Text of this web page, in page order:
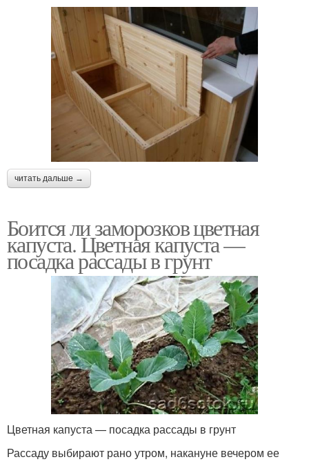
читать дальше →
Боится ли заморозков цветная
капуста. Цветная капуста —
посадка рассады в грунт
Цветная капуста — посадка рассады в грунт
Рассаду выбирают рано утром, накануне вечером ее